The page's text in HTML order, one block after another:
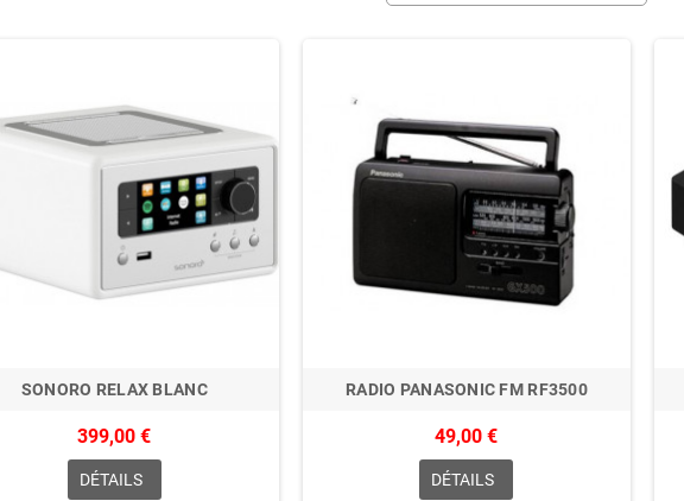
SONORO RELAX BLANC
399,00 €
DÉTAILS
RADIO PANASONIC FM RF3500
49,00 €
DÉTAILS